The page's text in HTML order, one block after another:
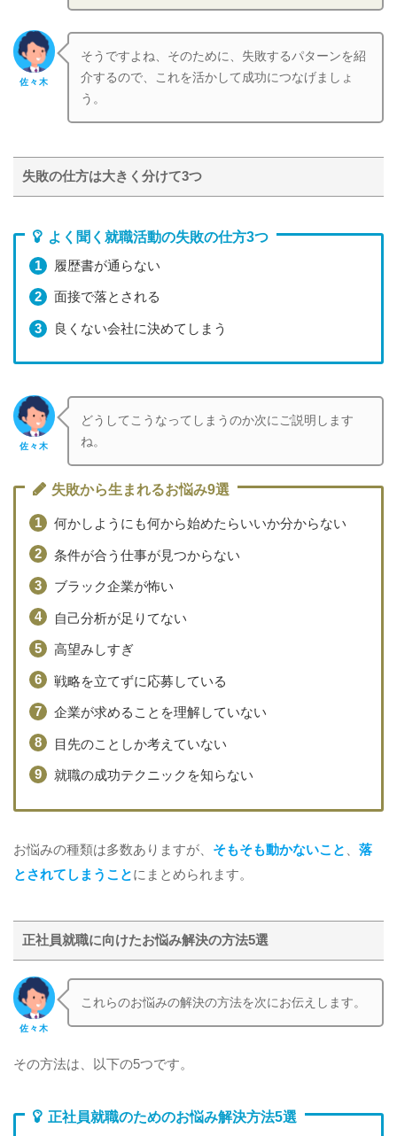
佐々木
そうですよね、そのために、失敗するパターンを紹
介するので、これを活かして成功につなげましょ
う。
失敗の仕方は大きく分けて3つ
よく聞く就職活動の失敗の仕方3つ
履歴書が通らない
面接で落とされる
良くない会社に決めてしまう
佐々木
どうしてこうなってしまうのか次にご説明します
ね。
失敗から生まれるお悩み9選
何かしようにも何から始めたらいいか分からない
条件が合う仕事が見つからない
ブラック企業が怖い
自己分析が足りてない
高望みしすぎ
戦略を立てずに応募している
企業が求めることを理解していない
目先のことしか考えていない
就職の成功テクニックを知らない
お悩みの種類は多数ありますが、 そもそも動かないこと
落
とされてしまうことにまとめられます。
正社員就職に向けたお悩み解決の方法5選
佐々木
これらのお悩みの解決の方法を次にお伝えします。
その方法は、以下の5つです。
正社員就職のためのお悩み解決方法5選